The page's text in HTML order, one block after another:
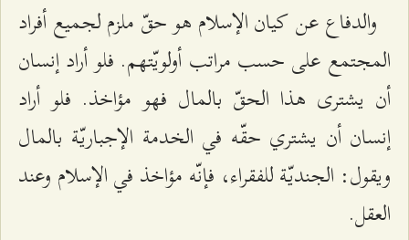
والدفاع عن كيان الإسلام هو حقّ ملزم لجميع أفراد
المجتمع على حسب مراتب أولويّتهم. فلو أراد إنسان
أن یشتری هذا الحقّ بالمال فهو مؤاخذ. فلو أراد
إنسان أن يشتري حقّه في الخدمة الإجباريّة بالمال
ويقول: الجنديّة للفقراء، فإنّه مؤاخذ في الإسلام وعند
العقل.